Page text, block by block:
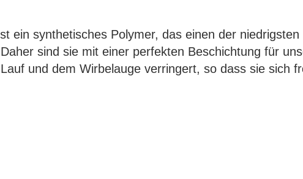
ein synthetisches Polymer, das einen der niedrigsten
sind sie mit einer perfekten Beschichtung für
und dem Wirbelauge verringert, so dass sie sich